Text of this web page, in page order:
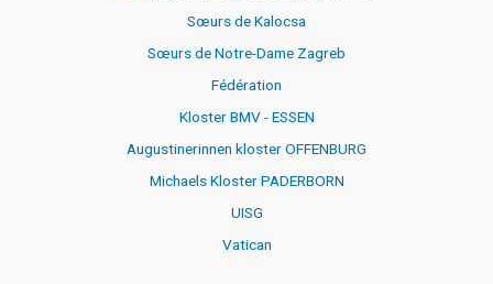
Sœurs de Kalocsa
Sœurs de Notre-Dame Zagreb
Fédération
Kloster BMV - ESSEN
Augustinerinnen kloster OFFENBURG
Michaels Kloster PADERBORN
UISG
Vatican